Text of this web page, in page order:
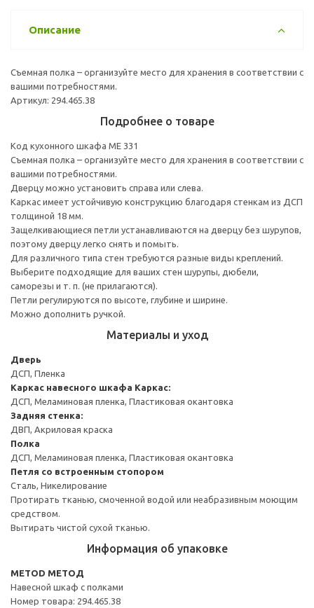
Описание
Съемная полка – организуйте место для хранения в соответствии с
вашими потребностями.
Артикул: 294.465.38
Подробнее о товаре
Код кухонного шкафа ME 331
Съемная полка – организуйте место для хранения в соответствии с
вашими потребностями.
Дверцу можно установить справа или слева.
Каркас имеет устойчивую конструкцию благодаря стенкам из ДСП
толщиной 18 мм.
Защелкивающиеся петли устанавливаются на дверцу без шурупов,
поэтому дверцу легко снять и помыть.
Для различного типа стен требуются разные виды креплений.
Выберите подходящие для ваших стен шурупы, дюбели,
саморезы и т. п. (не прилагаются).
Петли регулируются по высоте, глубине и ширине.
Можно дополнить ручкой.
Материалы и уход
Дверь
ДСП, Пленка
Каркас навесного шкафа Каркас:
ДСП, Меламиновая пленка, Пластиковая окантовка
Задняя стенка:
ДВП, Акриловая краска
Полка
ДСП, Меламиновая пленка, Пластиковая окантовка
Петля со встроенным стопором
Сталь, Никелирование
Протирать тканью, смоченной водой или неабразивным моющим
средством.
Вытирать чистой сухой тканью.
Информация об упаковке
METOD МЕТОД
Навесной шкаф с полками
Номер товара: 294.465.38